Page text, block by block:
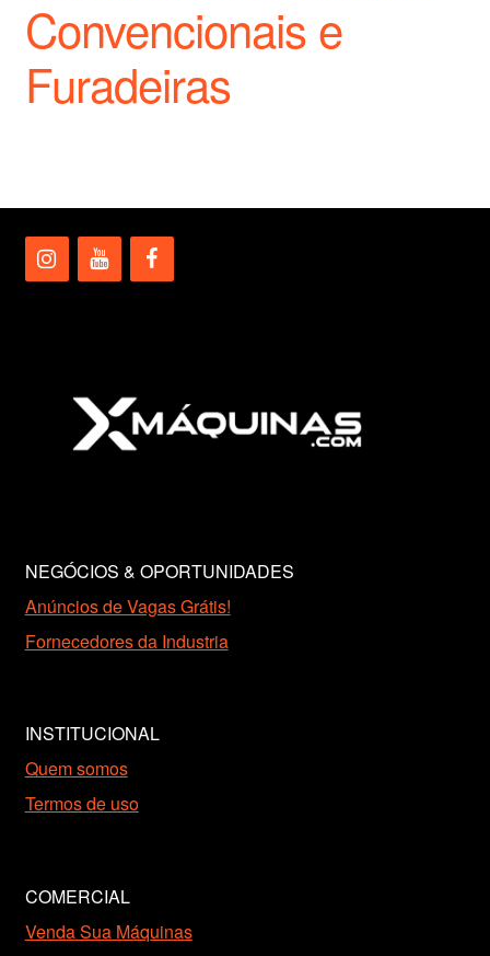
Convencionais e
Furadeiras
NEGÓCIOS & OPORTUNIDADES
Anúncios de Vagas Grátis!
Fornecedores da Industria
INSTITUCIONAL
Quem somos
Termos de uso
COMERCIAL
Venda Sua Máquinas